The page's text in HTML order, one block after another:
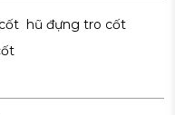
hũ đựng tro cốt